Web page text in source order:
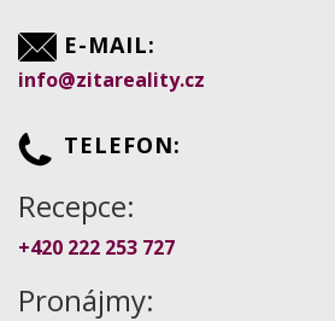
E-MAIL:
info@zitareality.cz
TELEFON:
Recepce:
+420 222 253 727
Pronájmy: